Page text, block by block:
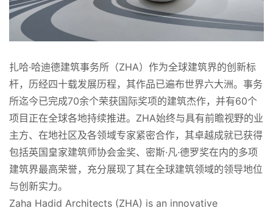
扎哈·哈迪德建筑事务所（ZHA）作为全球建筑界的创新标
杆，历经四十载发展历程，其作品已遍布世界六大洲。事务
所迄今已完成70余个荣获国际奖项的建筑杰作，并有60个
项目正在全球各地持续推进。ZHA始终与具有前瞻视野的业
主方、在地社区及各领域专家紧密合作，其卓越成就已获得
包括英国皇家建筑师协会金奖、密斯·凡·德罗奖在内的多项
建筑界最高荣誉，充分展现了其在全球建筑领域的领导地位
与创新实力。
Zaha Hadid Architects (ZHA) is an innovative